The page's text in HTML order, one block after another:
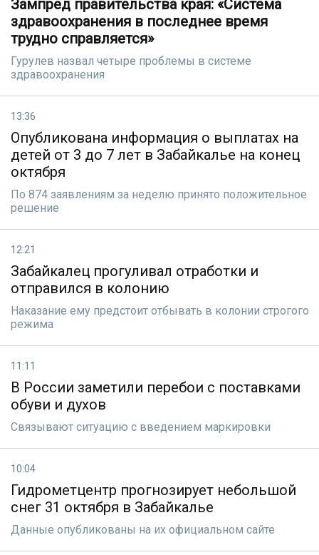
Зампред правительства края: «Система
здравоохранения в последнее время
трудно справляется»
Гурулев назвал четыре проблемы в системе
здравоохранения
13:36
Опубликована информация о выплатах на
детей от 3 до 7 лет в Забайкалье на конец
октября
По 874 заявлениям за неделю принято положительное
решение
12:21
Забайкалец прогуливал отработки и
отправился в колонию
Наказание ему предстоит отбывать в колонии строгого
режима
11:11
В России заметили перебои с поставками
обуви и духов
Связывают ситуацию с введением маркировки
10:04
Гидрометцентр прогнозирует небольшой
снег 31 октября в Забайкалье
Данные опубликованы на их официальном сайте